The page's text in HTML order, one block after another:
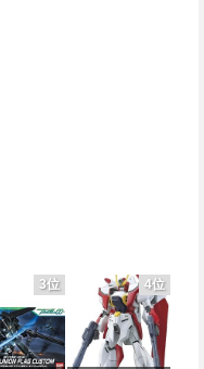
3位 4位